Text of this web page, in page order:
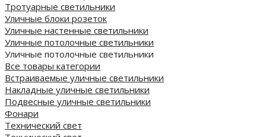
Тротуарные светильники
Уличные блоки розеток
Уличные настенные светильники
Уличные потолочные светильники
Уличные потолочные светильники
Все товары категории
Встраиваемые уличные светильники
Накладные уличные светильники
Подвесные уличные светильники
Фонари
Технический свет